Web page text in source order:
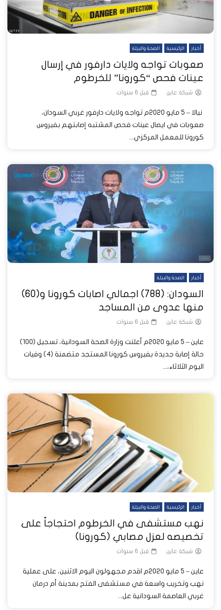
أخبار الرئيسية الصحة والبيئة
صعوبات تواجه ولايات دارفور في إرسال
عينات فحص “كورونا” للخرطوم
شبكة عاين قبل 6 سنوات
نيالا – 5 مايو 2020م تواجه ولايات دارفور غربي السودان،
صعوبات في ايصال عينات فحص المشتبه إصابتهم بفيروس
كورونا للمعمل المركزي...
أخبار الصحة والبيئة
السودان: (788) اجمالي اصابات كورونا و(60)
منها عدوى من المساجد
شبكة عاين قبل 6 سنوات
عاين – 5 مايو 2020م أعلنت وزارة الصحة السودانية، تسجيل (100)
حالة إصابة جديدة بفيروس كورونا المستجد متضمنة (4) وفيات
اليوم الثلاثاء،...
أخبار الرئيسية الصحة والبيئة
نهب مستشفى في الخرطوم احتجاجاً على
تخصيصه لعزل مصابي (كورونا)
شبكة عاين قبل 6 سنوات
عاين – 5 مايو 2020م اقدم مجهولون اليوم الاثنين، على عملية
نهب وتخريب واسعة في مستشفى الفتح بمدينة أم درمان
غربي العاصمة السودانية عل...